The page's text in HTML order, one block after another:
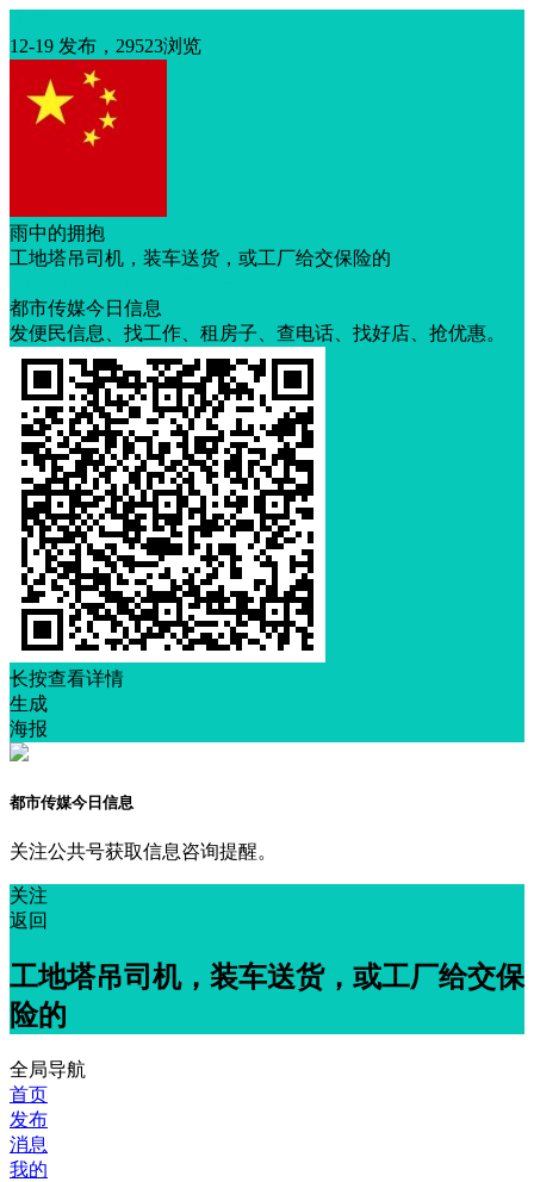
12-19 发布，29523浏览
雨中的拥抱
工地塔吊司机，装车送货，或工厂给交保险的
都市传媒今日信息
发便民信息、找工作、租房子、查电话、找好店、抢优惠。
长按查看详情
生成
海报
都市传媒今日信息
关注公共号获取信息咨询提醒。
关注
返回
工地塔吊司机，装车送货，或工厂给交保
险的
全局导航
首页
发布
消息
我的